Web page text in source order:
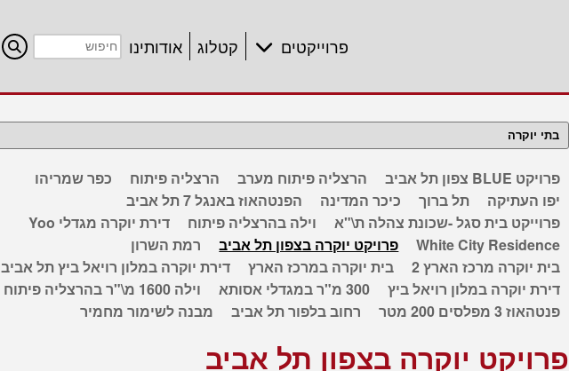
פרוייקטים קטלוג אודותינו
פרויקט BLUE צפון תל אביב הרצליה פיתוח מערב הרצליה פיתוח
כפר שמריהו
יפו העתיקה
תל ברוך כיכר המדינה
הפנטהאוז באנגל 7 תל אביב
פרוייקט בית סגל -שכונת צהלה ת\"א
וילה בהרצליה פיתוח
דירת יוקרה מגדלי Yoo
White City Residence
פרויקט יוקרה בצפון תל אביב
רמת השרון
בית יוקרה מרכז הארץ 2
בית יוקרה במרכז הארץ
דירת יוקרה במלון רויאל ביץ תל אביב
דירת יוקרה במלון רויאל ביץ
300 מ"ר במגדלי אסותא
וילה 1600 מ\"ר בהרצליה פיתוח
פנטהאוז 3 מפלסים 200 מטר
רחוב בלפור תל אביב מבנה לשימור מחמיר
פרויקט יוקרה בצפון תל אביב